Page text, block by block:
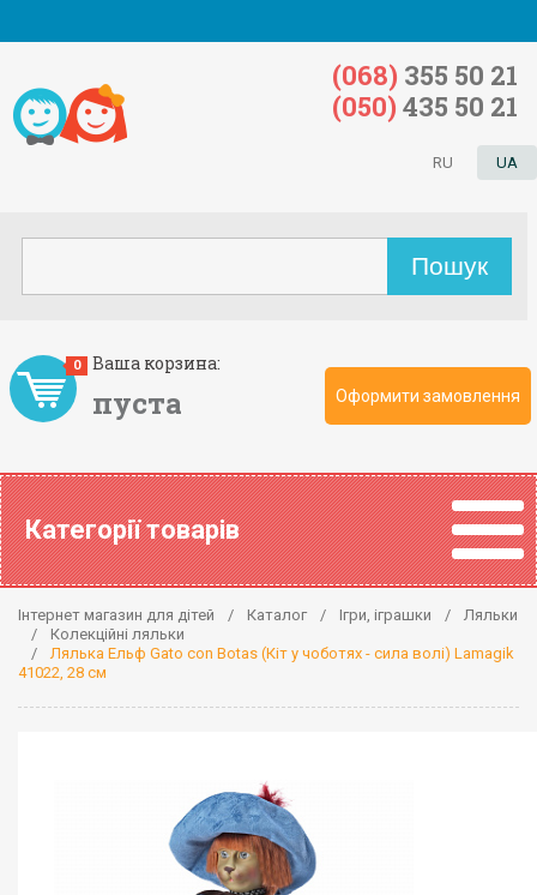
Ваша корзина:
пуста
0
Оформити замовлення
RU UA
(068) 355 50 21
(050) 435 50 21
Категорії товарів
Інтернет магазин для дітей Каталог Ігри, іграшки
Ляльки
Колекційні ляльки
Лялька Ельф Gato con Botas (Кіт у чоботях - сила волі) Lamagik
41022, 28 см